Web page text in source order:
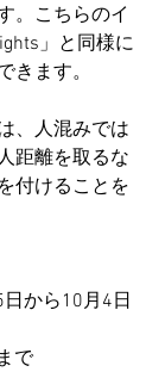
。こちらのイ
」と同様に
きます。
、人混みでは
距離を取るな
付けることを
から10月4日
で